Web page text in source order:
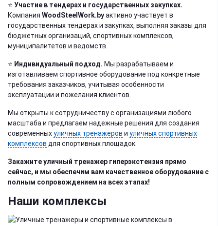
⭐️ Участие в тендерах и государственных закупках.
Компания WoodSteelWork.byактивно участвует в
государственных тендерах и закупках, выполняя заказы для
бюджетных организаций, спортивных комплексов,
муниципалитетов и ведомств.
⭐️ Индивидуальный подход. Мы разрабатываем и
изготавливаем спортивное оборудование под конкретные
требования заказчиков, учитывая особенности
эксплуатации и пожелания клиентов.
Мы открыты к сотрудничеству с организациями любого
масштаба и предлагаем надежные решения для создания
современныхуличных тренажеров и уличных спортивных
комплексов для спортивных площадок.
Закажите уличный тренажер гиперэкстензия прямо
сейчас, и мы обеспечим вам качественное оборудование с
полным сопровождением на всех этапах!
Наши комплексы